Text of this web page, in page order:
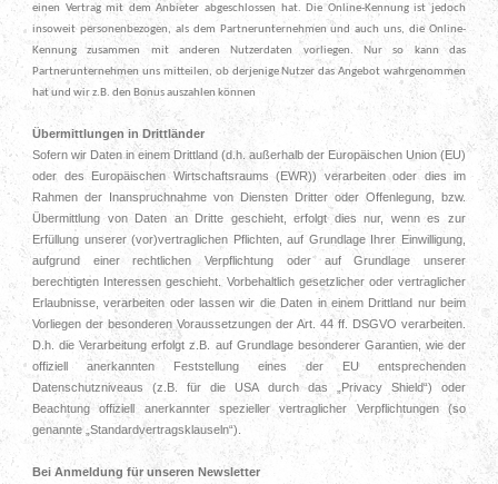
einen Vertrag mit dem Anbieter abgeschlossen hat. Die Online-Kennung ist jedoch
insoweit personenbezogen, als dem Partnerunternehmen und auch uns, die Online-
Kennung zusammen mit anderen Nutzerdaten vorliegen. Nur so kann das
Partnerunternehmen uns mitteilen, ob derjenige Nutzer das Angebot wahrgenommen
hat und wir z.B. den Bonus auszahlen können
Übermittlungen in Drittländer
Sofern wir Daten in einem Drittland (d.h. außerhalb der Europäischen Union (EU)
oder des Europäischen Wirtschaftsraums (EWR)) verarbeiten oder dies im
Rahmen der Inanspruchnahme von Diensten Dritter oder Offenlegung, bzw.
Übermittlung von Daten an Dritte geschieht, erfolgt dies nur, wenn es zur
Erfüllung unserer (vor)vertraglichen Pflichten, auf Grundlage Ihrer Einwilligung,
aufgrund einer rechtlichen Verpflichtung oder auf Grundlage unserer
berechtigten Interessen geschieht. Vorbehaltlich gesetzlicher oder vertraglicher
Erlaubnisse, verarbeiten oder lassen wir die Daten in einem Drittland nur beim
Vorliegen der besonderen Voraussetzungen der Art. 44 ff. DSGVO verarbeiten.
D.h. die Verarbeitung erfolgt z.B. auf Grundlage besonderer Garantien, wie der
offiziell anerkannten Feststellung eines der EU entsprechenden
Datenschutzniveaus (z.B. für die USA durch das „Privacy Shield“) oder
Beachtung offiziell anerkannter spezieller vertraglicher Verpflichtungen (so
genannte „Standardvertragsklauseln“).
Bei Anmeldung für unseren Newsletter